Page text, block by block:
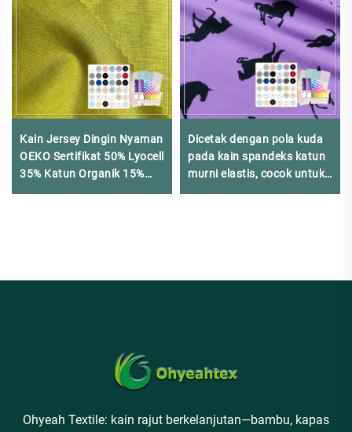
Kain Jersey Dingin Nyaman
OEKO Sertifikat 50% Lyocell
35% Katun Organik 15%
Cupro untuk Pakaian
Dicetak dengan pola kuda
pada kain spandeks katun
murni elastis, cocok untuk
membuat pakaian rumah
Ohyeah Textile: kain rajut berkelanjutan—bambu, kapas